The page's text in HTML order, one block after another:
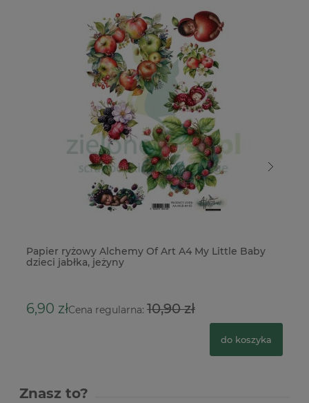
Papier ryżowy Alchemy Of Art A4 My Little Baby
dzieci jabłka, jeżyny
6,90 złCena regularna: 10,90 zł
do koszyka
Znasz to?